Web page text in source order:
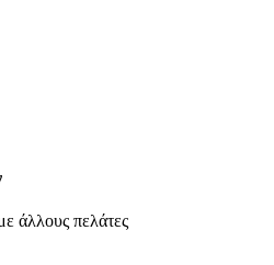
άλλους πελάτες